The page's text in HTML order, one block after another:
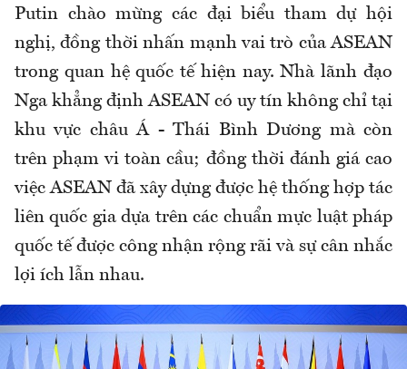
Putin chào mừng các đại biểu tham dự hội
nghị, đồng thời nhấn mạnh vai trò của ASEAN
trong quan hệ quốc tế hiện nay. Nhà lãnh đạo
Nga khẳng định ASEAN có uy tín không chỉ tại
khu vực châu Á - Thái Bình Dương mà còn
trên phạm vi toàn cầu; đồng thời đánh giá cao
việc ASEAN đã xây dựng được hệ thống hợp tác
liên quốc gia dựa trên các chuẩn mực luật pháp
quốc tế được công nhận rộng rãi và sự cân nhắc
lợi ích lẫn nhau.